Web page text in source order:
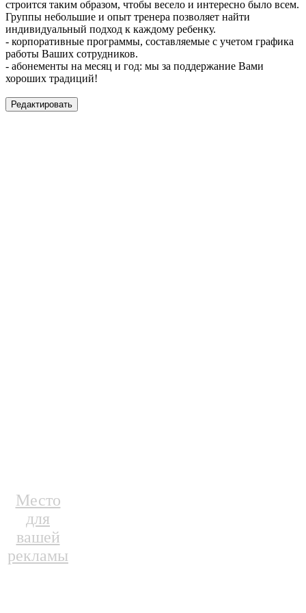
строится таким образом, чтобы весело и интересно было всем.
Группы небольшие и опыт тренера позволяет найти
индивидуальный подход к каждому ребенку.
- корпоративные программы, составляемые с учетом графика
работы Ваших сотрудников.
- абонементы на месяц и год: мы за поддержание Вами
хороших традиций!
Место
для
вашей
рекламы